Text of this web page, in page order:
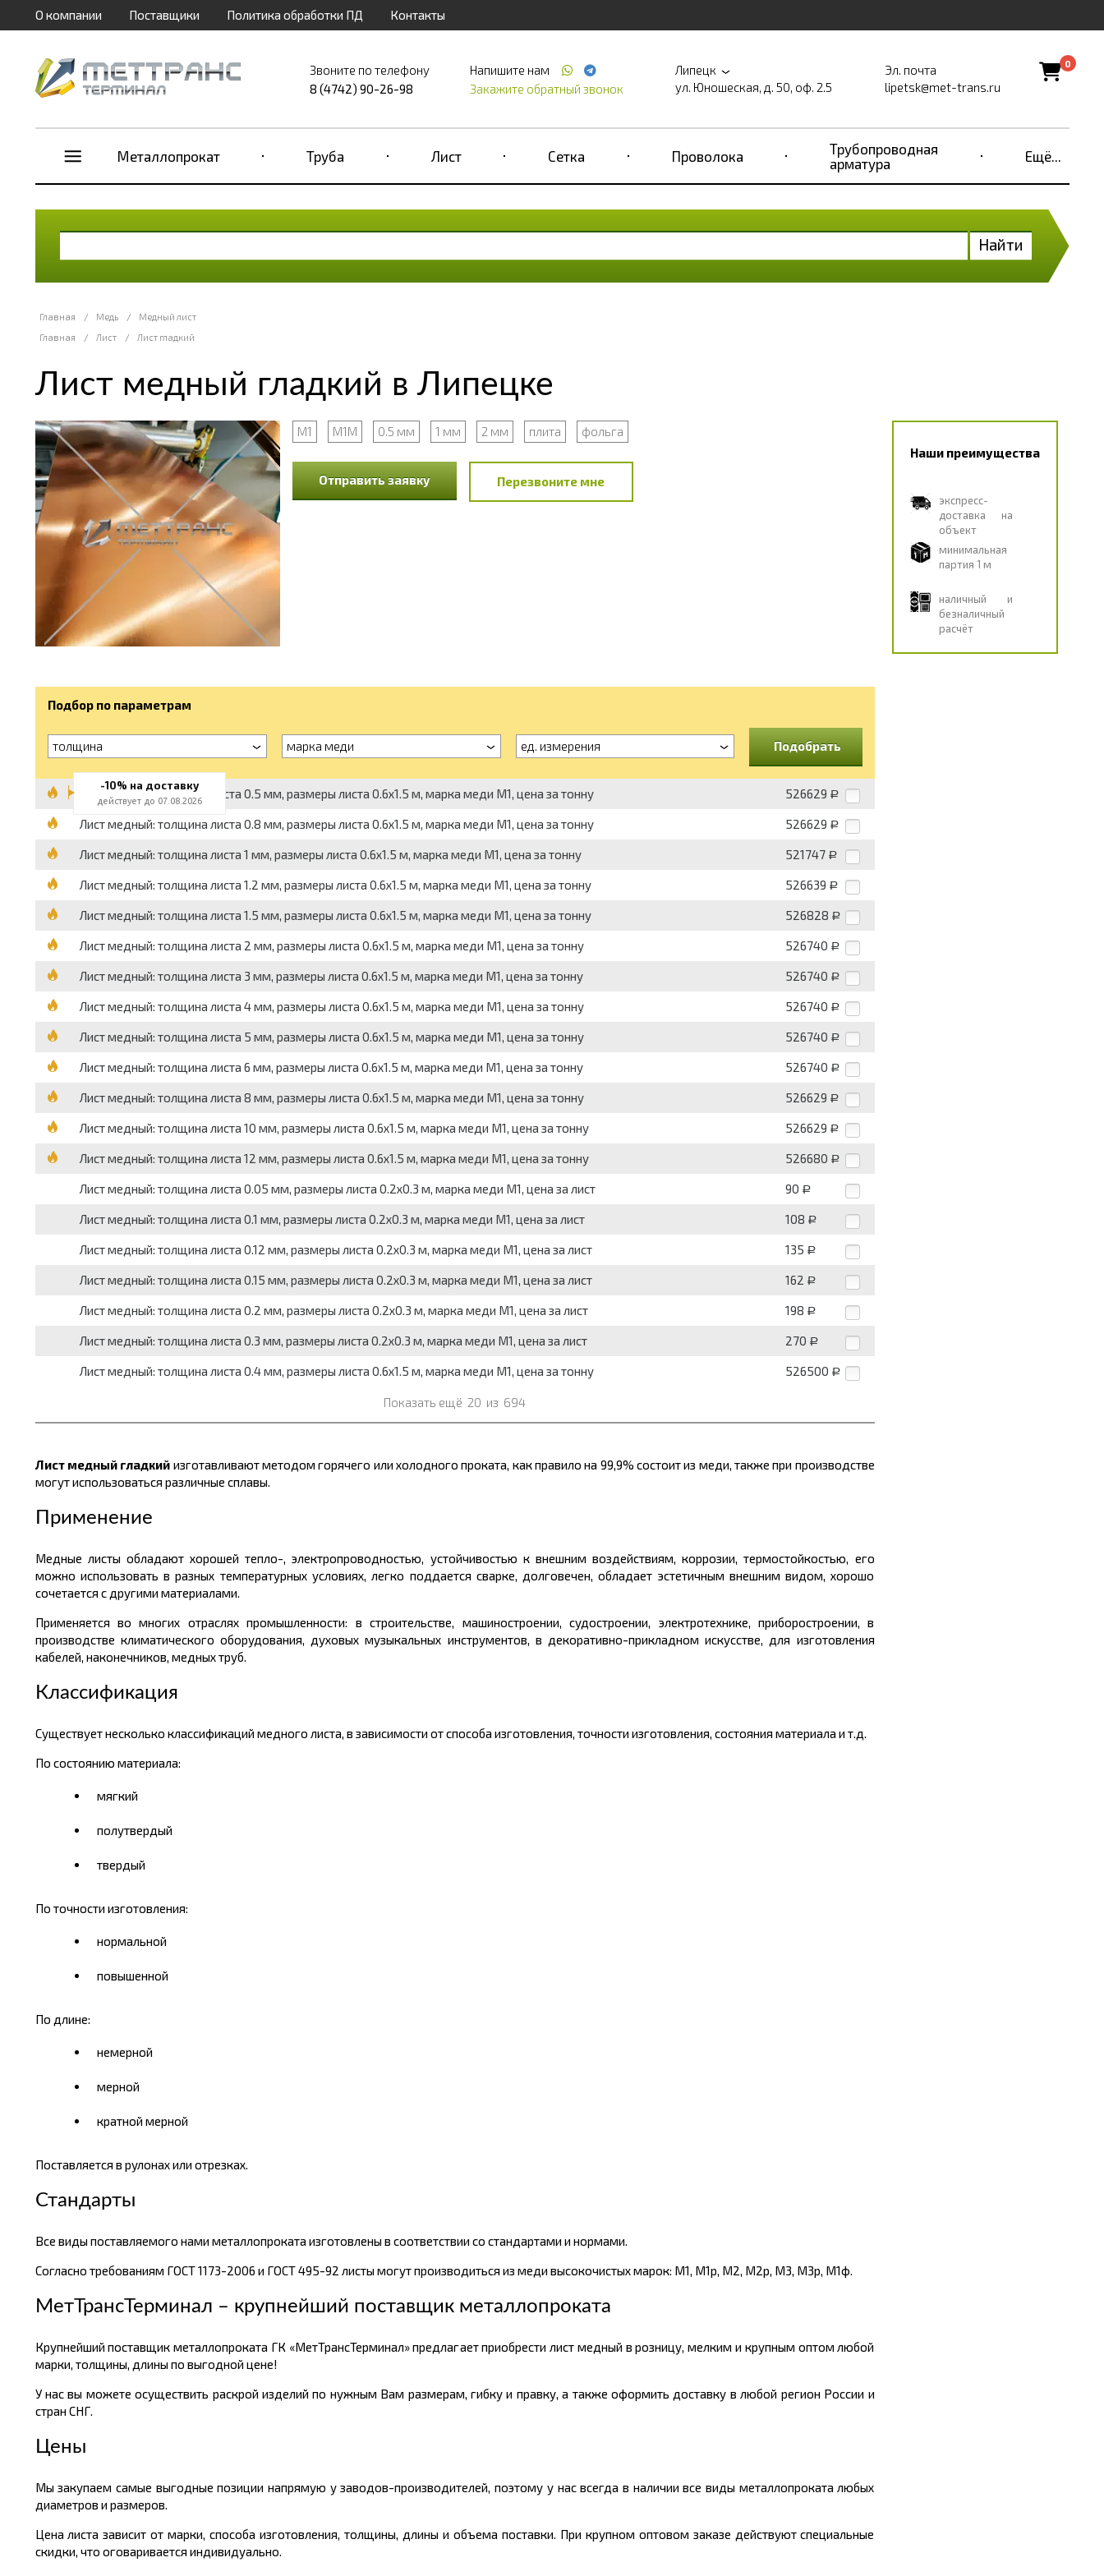
О компании Поставщики Политика обработки ПД Контакты
Звоните по телефону
8 (4742) 90-26-98
Напишите нам
Закажите обратный звонок
Липецк
ул. Юношеская, д. 50, оф. 2.5
Эл. почта
lipetsk@met-trans.ru
0
Металлопрокат Труба Лист Сетка Проволока
Трубопроводная
арматура
Ещё...
Найти
Главная / Медь /
Медный лист
Главная
/ Лист / Лист гладкий
Лист медный гладкий в Липецке
М1 М1М 0.5 мм 1 мм 2 мм плита фольга
Отправить заявку Перезвоните мне
Наши преимущества
экспресс-
доставка на
объект
минимальная
партия 1 м
наличный и
безналичный
расчёт
Подбор по параметрам
толщина марка меди ед. измерения Подобрать
Лист медный: толщина листа 0.5 мм, размеры листа 0.6х1.5 м, марка меди М1, цена за тонну 526629 Р
Лист медный: толщина листа 0.8 мм, размеры листа 0.6х1.5 м, марка меди М1, цена за тонну 526629 Р
Лист медный: толщина листа 1 мм, размеры листа 0.6х1.5 м, марка меди М1, цена за тонну 521747 Р
Лист медный: толщина листа 1.2 мм, размеры листа 0.6х1.5 м, марка меди М1, цена за тонну 526639 Р
Лист медный: толщина листа 1.5 мм, размеры листа 0.6х1.5 м, марка меди М1, цена за тонну 526828 Р
Лист медный: толщина листа 2 мм, размеры листа 0.6х1.5 м, марка меди М1, цена за тонну 526740 Р
Лист медный: толщина листа 3 мм, размеры листа 0.6х1.5 м, марка меди М1, цена за тонну 526740 Р
Лист медный: толщина листа 4 мм, размеры листа 0.6х1.5 м, марка меди М1, цена за тонну 526740 Р
Лист медный: толщина листа 5 мм, размеры листа 0.6х1.5 м, марка меди М1, цена за тонну 526740 Р
Лист медный: толщина листа 6 мм, размеры листа 0.6х1.5 м, марка меди М1, цена за тонну 526740 Р
Лист медный: толщина листа 8 мм, размеры листа 0.6х1.5 м, марка меди М1, цена за тонну 526629 Р
Лист медный: толщина листа 10 мм, размеры листа 0.6х1.5 м, марка меди М1, цена за тонну 526629 Р
Лист медный: толщина листа 12 мм, размеры листа 0.6х1.5 м, марка меди М1, цена за тонну 526680 Р
Лист медный: толщина листа 0.05 мм, размеры листа 0.2х0.3 м, марка меди М1, цена за лист 90 Р
Лист медный: толщина листа 0.1 мм, размеры листа 0.2х0.3 м, марка меди М1, цена за лист 108 Р
Лист медный: толщина листа 0.12 мм, размеры листа 0.2х0.3 м, марка меди М1, цена за лист 135 Р
Лист медный: толщина листа 0.15 мм, размеры листа 0.2х0.3 м, марка меди М1, цена за лист 162 Р
Лист медный: толщина листа 0.2 мм, размеры листа 0.2х0.3 м, марка меди М1, цена за лист 198 Р
Лист медный: толщина листа 0.3 мм, размеры листа 0.2х0.3 м, марка меди М1, цена за лист 270 Р
Лист медный: толщина листа 0.4 мм, размеры листа 0.6х1.5 м, марка меди М1, цена за тонну 526500 Р
Показать ещё 20 из 694
Лист медный гладкий изготавливают методом горячего или холодного проката, как правило на 99,9% состоит из меди, также при производстве
могут использоваться различные сплавы.
Применение
Медные листы обладают хорошей тепло-, электропроводностью, устойчивостью к внешним воздействиям, коррозии, термостойкостью, его
можно использовать в разных температурных условиях, легко поддается сварке, долговечен, обладает эстетичным внешним видом, хорошо
сочетается с другими материалами.
Применяется во многих отраслях промышленности: в строительстве, машиностроении, судостроении, электротехнике, приборостроении, в
производстве климатического оборудования, духовых музыкальных инструментов, в декоративно-прикладном искусстве, для изготовления
кабелей, наконечников, медных труб.
Классификация
Существует несколько классификаций медного листа, в зависимости от способа изготовления, точности изготовления, состояния материала и т.д.
По состоянию материала:
мягкий
полутвердый
твердый
По точности изготовления:
нормальной
повышенной
По длине:
немерной
мерной
кратной мерной
Поставляется в рулонах или отрезках.
Стандарты
Все виды поставляемого нами металлопроката изготовлены в соответствии со стандартами и нормами.
Согласно требованиям ГОСТ 1173-2006 и ГОСТ 495-92 листы могут производиться из меди высокочистых марок: М1, М1р, М2, М2р, М3, М3р, М1ф.
МетТрансТерминал – крупнейший поставщик металлопроката
Крупнейший поставщик металлопроката ГК «МетТрансТерминал» предлагает приобрести лист медный в розницу, мелким и крупным оптом любой
марки, толщины, длины по выгодной цене!
У нас вы можете осуществить раскрой изделий по нужным Вам размерам, гибку и правку, а также оформить доставку в любой регион России и
стран СНГ.
Цены
Мы закупаем самые выгодные позиции напрямую у заводов-производителей, поэтому у нас всегда в наличии все виды металлопроката любых
диаметров и размеров.
Цена листа зависит от марки, способа изготовления, толщины, длины и объема поставки. При крупном оптовом заказе действуют специальные
скидки, что оговаривается индивидуально.
-10% на доставку
действует до 07.08.2026